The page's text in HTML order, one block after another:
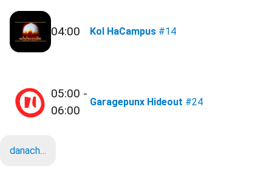
04:00 Kol HaCampus #14
05:00 -
06:00
Garagepunx Hideout #24
danach…